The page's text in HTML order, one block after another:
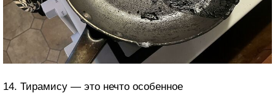
14. Тирамису — это нечто особенное